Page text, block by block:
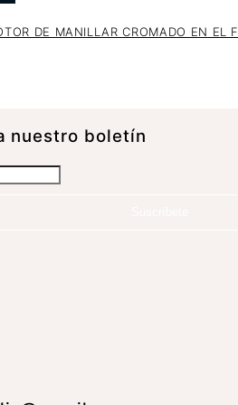
DE MANILLAR CROMADO EN
nuestro boletín